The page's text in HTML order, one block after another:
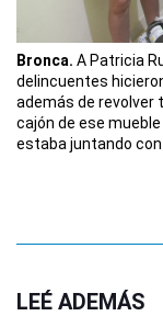
Bronca. A Patricia
delincuentes
además de revolver
cajón de ese
estaba juntando con
LEÉ ADEMÁS